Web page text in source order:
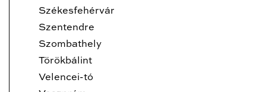
Székesfehérvár
Szentendre
Szombathely
Törökbálint
Velencei-tó